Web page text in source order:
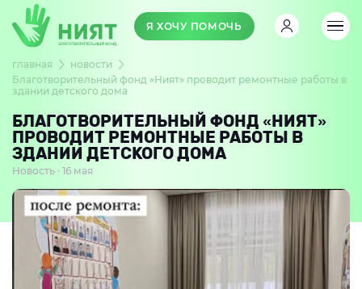
Я ХОЧУ ПОМОЧЬ
главная
новости
Благотворительный фонд «Ният» проводит ремонтные работы в
здании детского дома
БЛАГОТВОРИТЕЛЬНЫЙ ФОНД «НИЯТ»
ПРОВОДИТ РЕМОНТНЫЕ РАБОТЫ В
ЗДАНИИ ДЕТСКОГО ДОМА
Новость · 16 мая